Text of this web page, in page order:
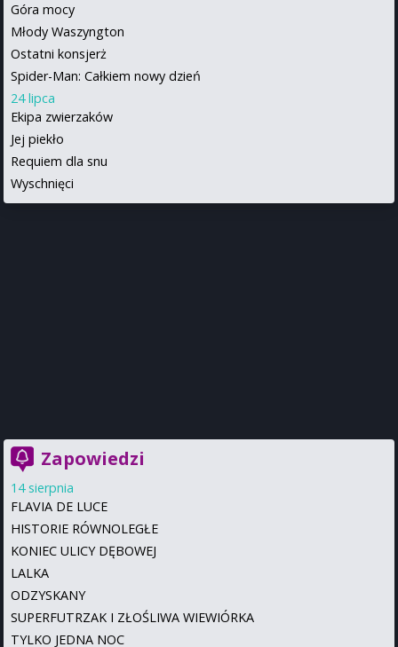
Góra mocy
Młody Waszyngton
Ostatni konsjerż
Spider-Man: Całkiem nowy dzień
24 lipca
Ekipa zwierzaków
Jej piekło
Requiem dla snu
Wyschnięci
Zapowiedzi
14 sierpnia
FLAVIA DE LUCE
HISTORIE RÓWNOLEGŁE
KONIEC ULICY DĘBOWEJ
LALKA
ODZYSKANY
SUPERFUTRZAK I ZŁOŚLIWA WIEWIÓRKA
TYLKO JEDNA NOC